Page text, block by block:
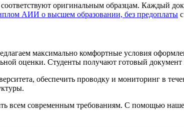
оригинальным образцам. Каждый
АИИ о высшем образовании, без предоплаты
максимально комфортные условия
оценки. Студенты получают готовый
обеспечить проводку и мониторинг в
всем современным требованиям. С помощью